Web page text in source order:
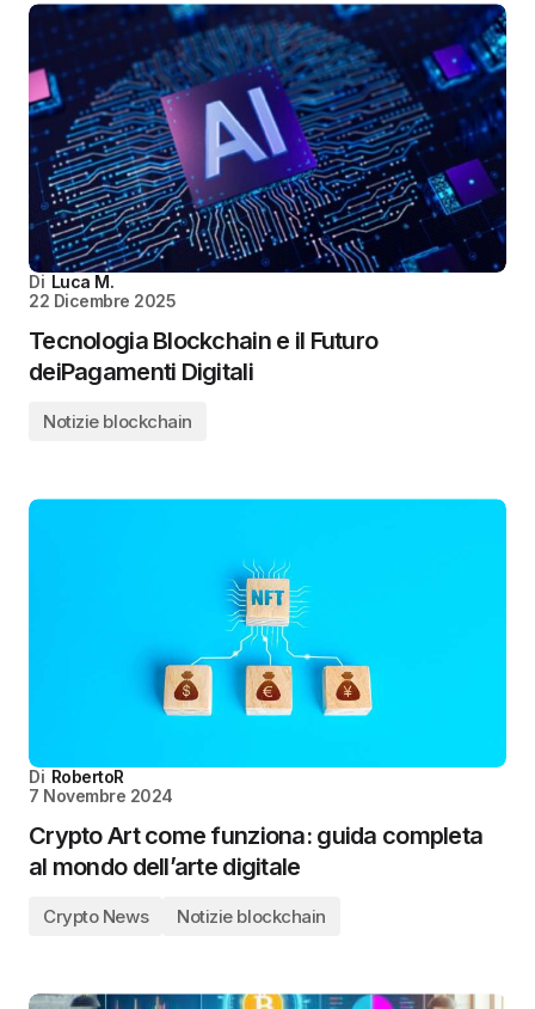
Di Luca M.
22 Dicembre 2025
Tecnologia Blockchain e il Futuro
deiPagamenti Digitali
Notizie blockchain
Di RobertoR
7 Novembre 2024
Crypto Art come funziona: guida completa
al mondo dell’arte digitale
Crypto News Notizie blockchain